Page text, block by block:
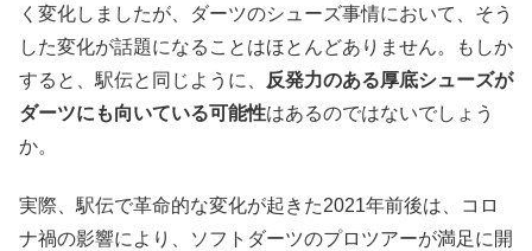
く変化しましたが、ダーツのシューズ事情において、そう
した変化が話題になることはほとんどありません。もしか
すると、駅伝と同じように、
反発力のある厚底シューズが
ダーツにも向いている可能性はあるのではないでしょう
か。
実際、駅伝で革命的な変化が起きた2021年前後は、コロ
ナ禍の影響により、ソフトダーツのプロツアーが満足に開